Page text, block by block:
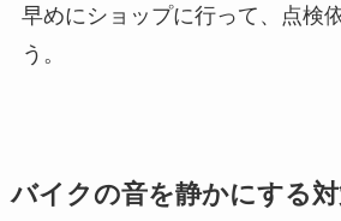
早めにショップに行って、点検
う。
バイクの音を静かにする